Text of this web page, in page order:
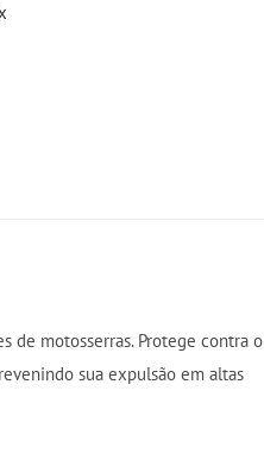
de motosserras. Protege contra o
sua expulsão em altas